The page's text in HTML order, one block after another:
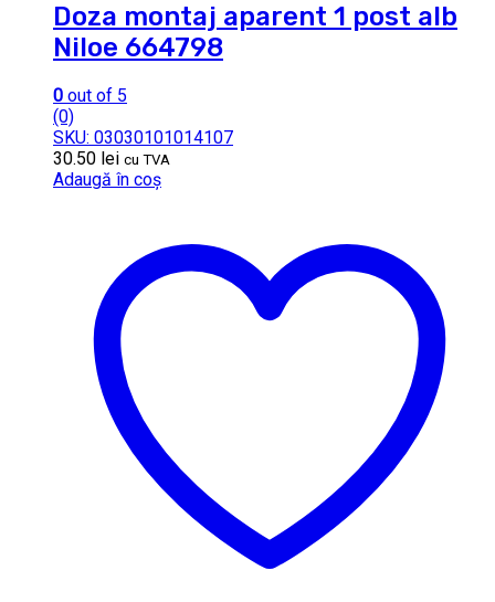
Doza montaj aparent 1 post alb
Niloe 664798
0 out of 5
(0)
SKU: 03030101014107
30.50 lei cu TVA
Adaugă în coș